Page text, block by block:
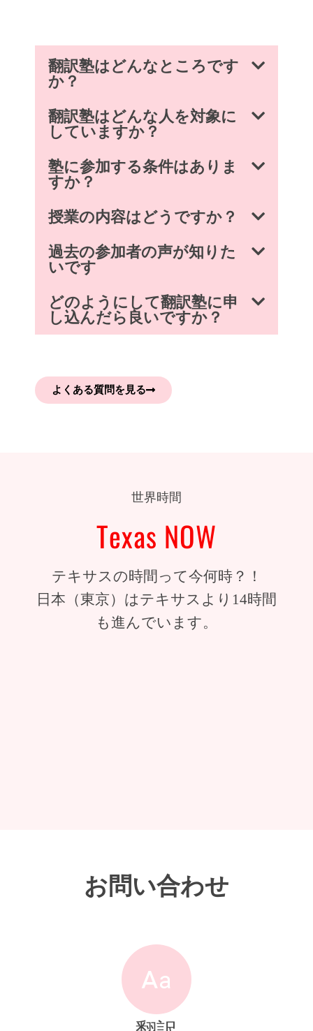
翻訳塾はどんなところです
か？
翻訳塾はどんな人を対象に
していますか？
塾に参加する条件はありま
すか？
授業の内容はどうですか？
過去の参加者の声が知りた
いです
どのようにして翻訳塾に申
し込んだら良いですか？
よくある質問を見る
世界時間
Texas NOW
テキサスの時間って今何時？！
日本（東京）はテキサスより14時間
も進んでいます。
お問い合わせ